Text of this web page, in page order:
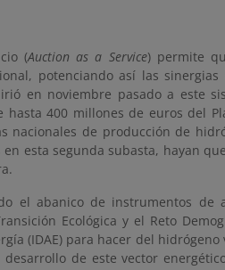
(Auction as a Service) permite
potenciando así las sinergias
en noviembre pasado a este
400 millones de euros del
nacionales de producción de
esta segunda subasta, hayan
el abanico de instrumentos de
Ecológica y el Reto
(IDAE) para hacer del hidrógeno
de este vector